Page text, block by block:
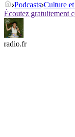
Podcasts Culture
Écoutez gratuitement
radio.fr